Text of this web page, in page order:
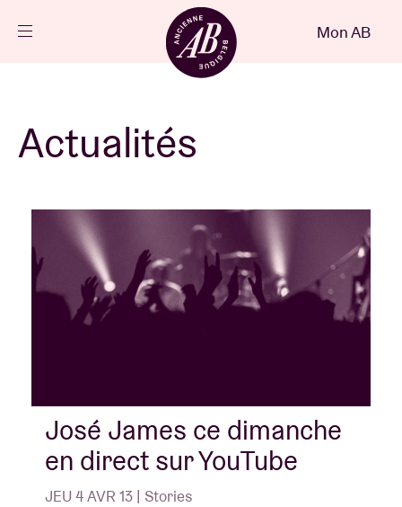
FR
Projets
Actualités
Infos visiteurs
Location de salles
Mon AB
Actualités
José James ce dimanche
en direct sur YouTube
JEU 4 AVR 13 | Stories